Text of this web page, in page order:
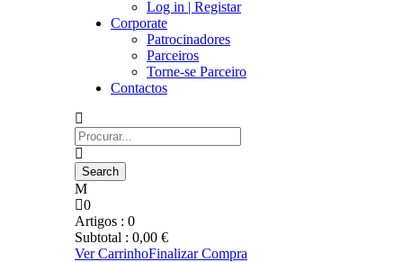
Log in | Registar
Corporate
Patrocinadores
Parceiros
Torne-se Parceiro
Contactos
0
Artigos : 0
Subtotal : 0,00 €
Ver CarrinhoFinalizar Compra